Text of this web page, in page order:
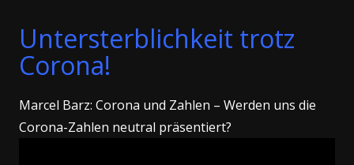
Untersterblichkeit trotz
Corona!
Marcel Barz: Corona und Zahlen – Werden uns die
Corona-Zahlen neutral präsentiert?